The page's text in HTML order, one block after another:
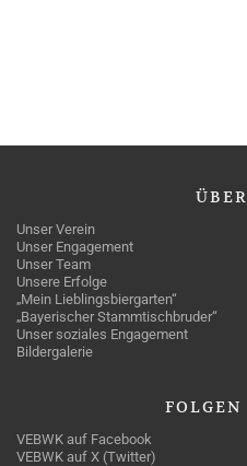
ÜBER
Unser Verein
Unser Engagement
Unser Team
Unsere Erfolge
„Mein Lieblingsbiergarten“
„Bayerischer Stammtischbruder“
Unser soziales Engagement
Bildergalerie
FOLGEN
VEBWK auf Facebook
VEBWK auf X (Twitter)